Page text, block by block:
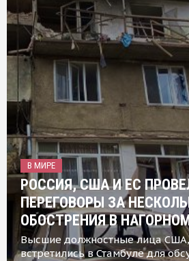
В МИРЕ
РОССИЯ, США И ЕС
ПЕРЕГОВОРЫ ЗА
ОБОСТРЕНИЯ В
Высшие должностные лица США,
встретились в Стамбуле для